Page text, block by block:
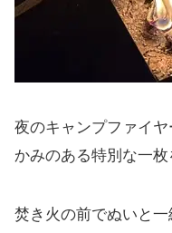
夜のキャンプファイ
かみのある特別な一枚
焚き火の前でぬいと